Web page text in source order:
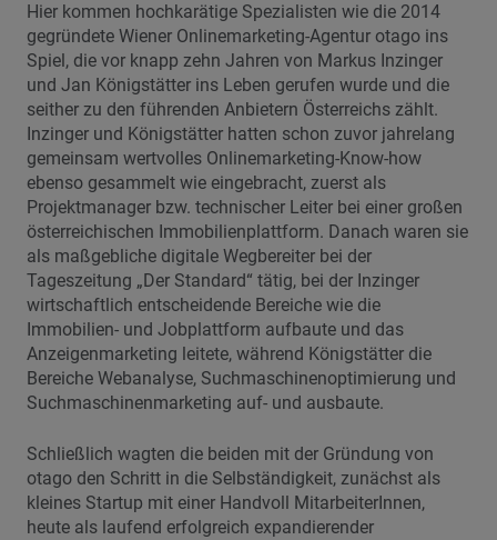
Hier kommen hochkarätige Spezialisten wie die 2014
gegründete Wiener Onlinemarketing-Agentur otago ins
Spiel, die vor knapp zehn Jahren von Markus Inzinger
und Jan Königstätter ins Leben gerufen wurde und die
seither zu den führenden Anbietern Österreichs zählt.
Inzinger und Königstätter hatten schon zuvor jahrelang
gemeinsam wertvolles Onlinemarketing-Know-how
ebenso gesammelt wie eingebracht, zuerst als
Projektmanager bzw. technischer Leiter bei einer großen
österreichischen Immobilienplattform. Danach waren sie
als maßgebliche digitale Wegbereiter bei der
Tageszeitung „Der Standard“ tätig, bei der Inzinger
wirtschaftlich entscheidende Bereiche wie die
Immobilien- und Jobplattform aufbaute und das
Anzeigenmarketing leitete, während Königstätter die
Bereiche Webanalyse, Suchmaschinenoptimierung und
Suchmaschinenmarketing auf- und ausbaute.
Schließlich wagten die beiden mit der Gründung von
otago den Schritt in die Selbständigkeit, zunächst als
kleines Startup mit einer Handvoll MitarbeiterInnen,
heute als laufend erfolgreich expandierender